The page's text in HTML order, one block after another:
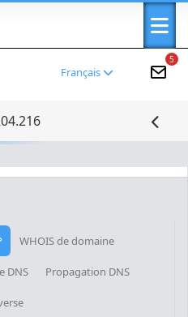
5
Français
WHOIS de domaine
DNS Propagation DNS